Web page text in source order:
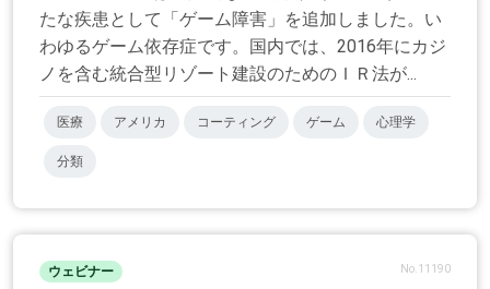
たな疾患として「ゲーム障害」を追加しました。い
わゆるゲーム依存症です。国内では、2016年にカジ
ノを含む統合型リゾート建設のためのＩＲ法が...
医療 アメリカ コーティング ゲーム 心理学
分類
ウェビナー No.11190